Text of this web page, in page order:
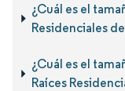
¿Cuál es el
Residenciales
¿Cuál es el
Raíces